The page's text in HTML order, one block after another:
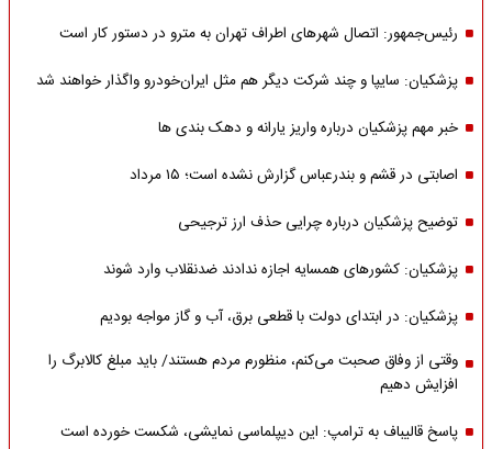
رئیس‌جمهور: اتصال شهرهای اطراف تهران به مترو در دستور کار است
پزشکیان: سایپا و چند شرکت دیگر هم مثل ایران‌خودرو واگذار خواهند شد
خبر مهم پزشکیان درباره واریز یارانه و دهک بندی ها
اصابتی در قشم و بندرعباس گزارش نشده است؛ ۱۵ مرداد
توضیح پزشکیان درباره چرایی حذف ارز ترجیحی
پزشکیان: کشورهای همسایه اجازه ندادند ضدنقلاب وارد شوند
پزشکیان: در ابتدای دولت با قطعی برق، آب و گاز مواجه بودیم
وقتی از وفاق صحبت می‌کنم، منظورم مردم هستند/ باید مبلغ کالابرگ را
افزایش دهیم
پاسخ قالیباف به ترامپ: این دیپلماسی نمایشی، شکست خورده است